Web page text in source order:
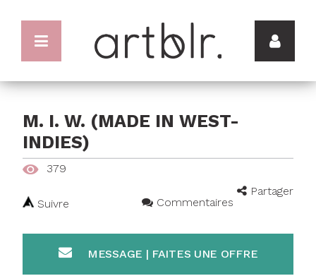
M. I. W. (MADE IN WEST-
INDIES)
379
Partager
Suivre
Commentaires
MESSAGE | FAITES UNE OFFRE